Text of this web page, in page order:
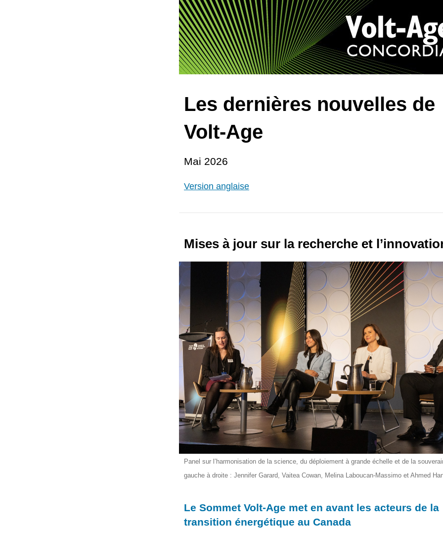
Les dernières nouvelles de
Volt-Age
Mai 2026
Version anglaise
Mises à jour sur la recherche et
Panel sur l’harmonisation de la science, du déploiement à grande échelle et de la
gauche à droite : Jennifer Garard, Vaitea Cowan, Melina Laboucan-Massimo et Ahmed
Le Sommet Volt-Age met en avant les acteurs de la
transition énergétique au Canada